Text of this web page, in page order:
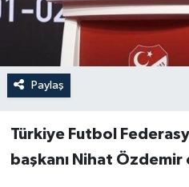
Paylaş
Türkiye Futbol
başkanı Nihat Özdemir